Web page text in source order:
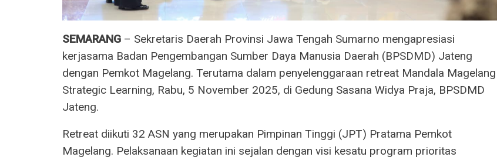
SEMARANG – Sekretaris Daerah Provinsi Jawa Tengah Sumarno mengapresiasi
kerjasama Badan Pengembangan Sumber Daya Manusia Daerah (BPSDMD) Jateng
dengan Pemkot Magelang. Terutama dalam penyelenggaraan retreat Mandala Magelang
Strategic Learning, Rabu, 5 November 2025, di Gedung Sasana Widya Praja, BPSDMD
Jateng.
Retreat diikuti 32 ASN yang merupakan Pimpinan Tinggi (JPT) Pratama Pemkot
Magelang. Pelaksanaan kegiatan ini sejalan dengan visi kesatu program prioritas